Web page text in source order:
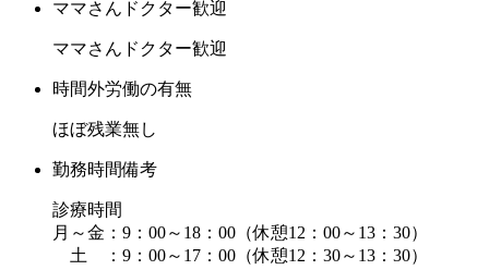
ママさんドクター歓迎
ママさんドクター歓迎
時間外労働の有無
ほぼ残業無し
勤務時間備考
診療時間
月～金：9：00～18：00（休憩12：00～13：30）
土 ：9：00～17：00（休憩12：30～13：30）